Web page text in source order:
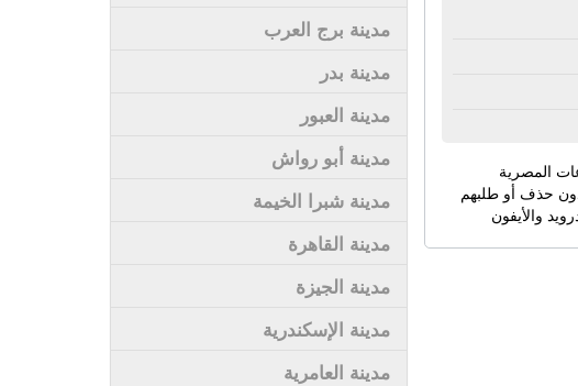
المصرية
حذف أو طلبهم
والأيفون
مدينة برج العرب
مدينة بدر
مدينة العبور
مدينة أبو رواش
مدينة شبرا الخيمة
مدينة القاهرة
مدينة الجيزة
مدينة الإسكندرية
مدينة العامرية